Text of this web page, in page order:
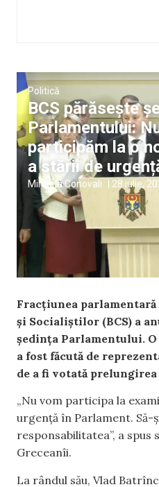
Politică
BCS părăsește
Parlamentului:
participăm la o
a stării de
Mihaela Conovali 28 iulie,
Fracțiunea
și Socialiștilor (BCS) a
ședința Parlamentului.
a fost făcută de
de a fi votată
„Nu vom participa la
urgență în Parlament. Să-
responsabilitatea”, a spus
Greceanîi.
La rândul său, Vlad